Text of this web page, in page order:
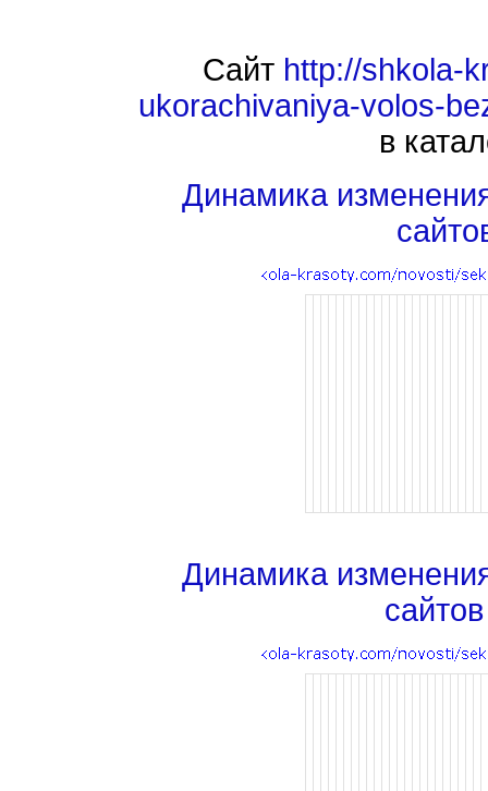
Сайт http://shkola-
ukorachivaniya-volos-
в
Динамика
Динамика
сайтов